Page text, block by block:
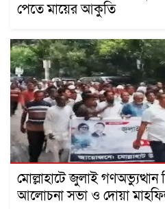
পেতে মায়ের আকুতি
মোল্লাহাটে জুলাই
আলোচনা সভা ও দোয়া